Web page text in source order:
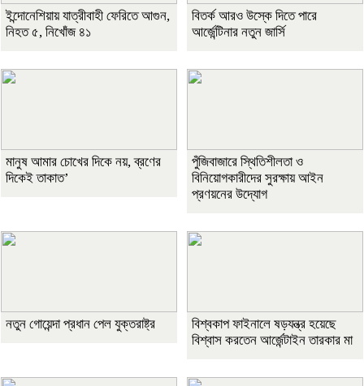
ইন্দোনেশিয়ায় যাত্রীবাহী ফেরিতে আগুন,
নিহত ৫, নিখোঁজ ৪১
বিতর্ক আরও উস্কে দিতে পারে
আর্জেন্টিনার নতুন জার্সি
মানুষ আমার চোখের দিকে নয়, ব্রণের
দিকেই তাকাত’
পুঁজিবাজারে স্থিতিশীলতা ও
বিনিয়োগকারীদের সুরক্ষায় আইন
প্রণয়নের উদ্যোগ
নতুন গোয়েন্দা প্রধান পেল যুক্তরাষ্ট্র
বিশ্বকাপ ফাইনালে ষড়যন্ত্র হয়েছে
বিশ্বাস করতেন আর্জেন্টাইন তারকার মা